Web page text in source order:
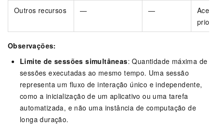
Outros recursos — —
Observações:
Limite de sessões simultâneas: Quantidade máxima de
sessões executadas ao mesmo tempo. Uma sessão
representa um fluxo de interação único e independente,
como a inicialização de um aplicativo ou uma tarefa
automatizada, e não uma instância de computação de
longa duração.